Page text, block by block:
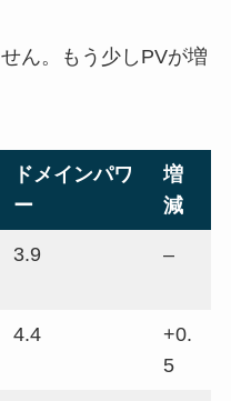
ん。もう少しPVが増
ドメインパワ
ー
増
減
3.9 –
4.4
+0.
5